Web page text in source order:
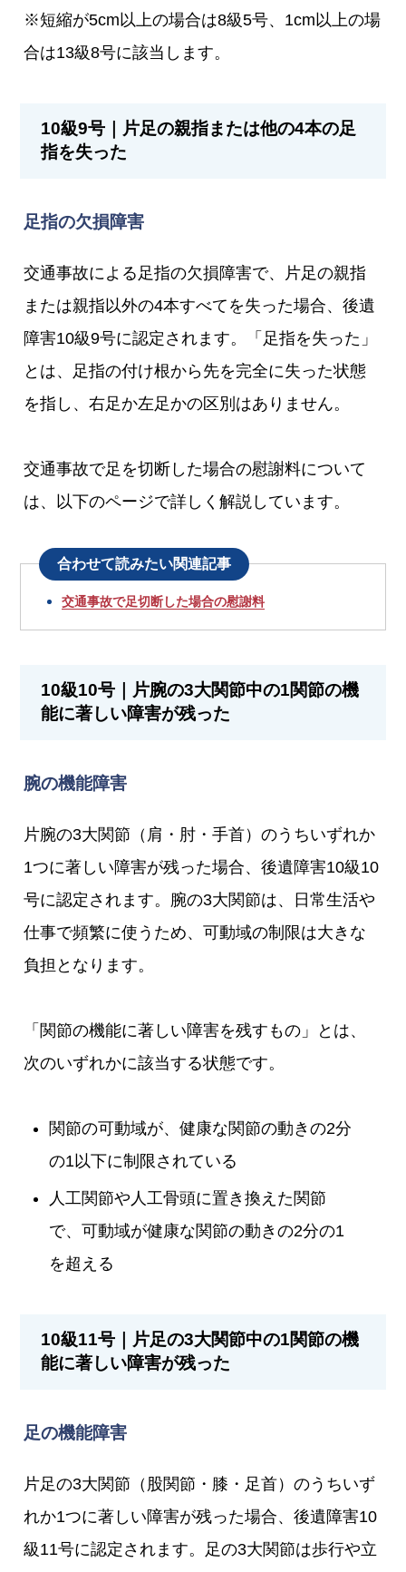
※短縮が5cm以上の場合は8級5号、1cm以上の場
合は13級8号に該当します。
10級9号｜片足の親指または他の4本の足
指を失った
足指の欠損障害
交通事故による足指の欠損障害で、片足の親指
または親指以外の4本すべてを失った場合、後遺
障害10級9号に認定されます。「足指を失った」
とは、足指の付け根から先を完全に失った状態
を指し、右足か左足かの区別はありません。
交通事故で足を切断した場合の慰謝料について
は、以下のページで詳しく解説しています。
合わせて読みたい関連記事
交通事故で足切断した場合の慰謝料
10級10号｜片腕の3大関節中の1関節の機
能に著しい障害が残った
腕の機能障害
片腕の3大関節（肩・肘・手首）のうちいずれか
1つに著しい障害が残った場合、後遺障害10級10
号に認定されます。腕の3大関節は、日常生活や
仕事で頻繁に使うため、可動域の制限は大きな
負担となります。
「関節の機能に著しい障害を残すもの」とは、
次のいずれかに該当する状態です。
関節の可動域が、健康な関節の動きの2分
の1以下に制限されている
人工関節や人工骨頭に置き換えた関節
で、可動域が健康な関節の動きの2分の1
を超える
10級11号｜片足の3大関節中の1関節の機
能に著しい障害が残った
足の機能障害
片足の3大関節（股関節・膝・足首）のうちいず
れか1つに著しい障害が残った場合、後遺障害10
級11号に認定されます。足の3大関節は歩行や立